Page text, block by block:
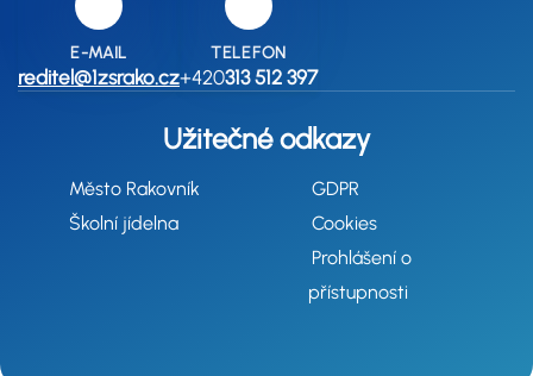
E-MAIL
reditel@1zsrako.cz
TELEFON
+420313 512 397
Užitečné odkazy
Město Rakovník
Školní jídelna
GDPR
Cookies
Prohlášení o
přístupnosti